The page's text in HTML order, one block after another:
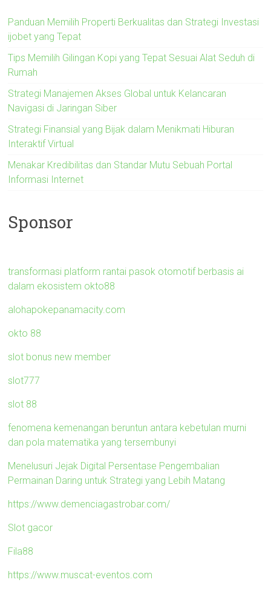
Panduan Memilih Properti Berkualitas dan Strategi Investasi
ijobet yang Tepat
Tips Memilih Gilingan Kopi yang Tepat Sesuai Alat Seduh di
Rumah
Strategi Manajemen Akses Global untuk Kelancaran
Navigasi di Jaringan Siber
Strategi Finansial yang Bijak dalam Menikmati Hiburan
Interaktif Virtual
Menakar Kredibilitas dan Standar Mutu Sebuah Portal
Informasi Internet
Sponsor
transformasi platform rantai pasok otomotif berbasis ai
dalam ekosistem okto88
alohapokepanamacity.com
okto 88
slot bonus new member
slot777
slot 88
fenomena kemenangan beruntun antara kebetulan murni
dan pola matematika yang tersembunyi
Menelusuri Jejak Digital Persentase Pengembalian
Permainan Daring untuk Strategi yang Lebih Matang
https://www.demenciagastrobar.com/
Slot gacor
Fila88
https://www.muscat-eventos.com